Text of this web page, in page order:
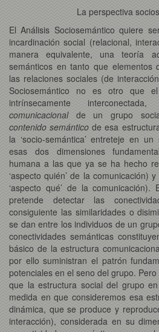
La perspectiva
El Análisis Sociosemántico quiere
incardinación social (relacional,
manera equivalente, una teoría
semánticos en tanto que elementos
las relaciones sociales (de
Sociosemántico no es otro que
intrínsecamente
comunicacionalde un grupo
contenido semántico de esa
la ‘socio-semántica’ entreteje en
esas dos dimensiones
humana a las que ya se ha hecho
‘aspecto quién’ de la comunicación)
‘aspecto qué’ de la comunicación).
pretende detectar las
consiguiente las similaridades o
se dan entre los individuos de un
conectividades semánticas
básico de la estructura
por ello suministran el patrón
potenciales en el seno del grupo.
que la estructura social del grupo
medida en que consideremos esa
dinámica, que se produce y
interacción), considerada en su